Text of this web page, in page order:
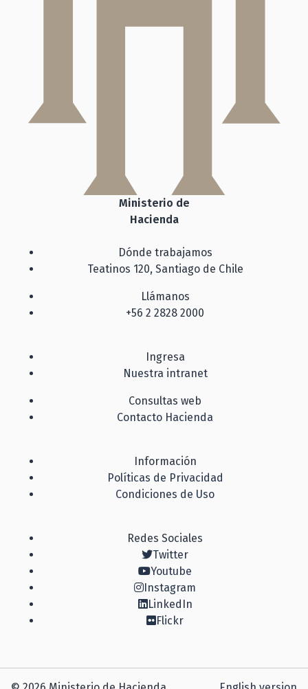
Ministerio de
Hacienda
Dónde trabajamos
Teatinos 120, Santiago de Chile
Llámanos
+56 2 2828 2000
Ingresa
Nuestra intranet
Consultas web
Contacto Hacienda
Información
Políticas de Privacidad
Condiciones de Uso
Redes Sociales
Twitter
Youtube
Instagram
LinkedIn
Flickr